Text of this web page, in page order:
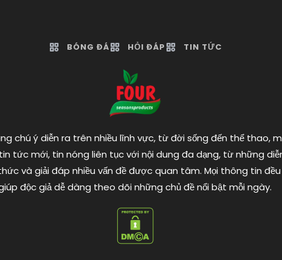
BÓNG ĐÁ HỎI ĐÁP TIN TỨC
chú ý diễn ra trên nhiều lĩnh vực, từ đời sống đến thể thao,
tức mới, tin nóng liên tục với nội dung đa dạng, từ những
và giải đáp nhiều vấn đề được quan tâm. Mọi thông tin
độc giả dễ dàng theo dõi những chủ đề nổi bật mỗi ngày.